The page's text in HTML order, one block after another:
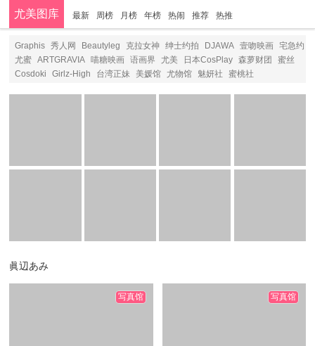
尤美图库 最新 周榜 月榜 年榜 热闹 推荐 热推
分类
Graphis 秀人网 Beautyleg 克拉女神 绅士约拍 DJAWA 壹吻映画
宅急约
尤蜜
ARTGRAVIA 喵糖映画 语画界 尤美 日本CosPlay 森萝财团
蜜丝
Cosdoki
Girlz-High 台湾正妹 美媛馆 尤物馆 魅妍社 蜜桃社
眞辺あみ
写真馆 写真馆